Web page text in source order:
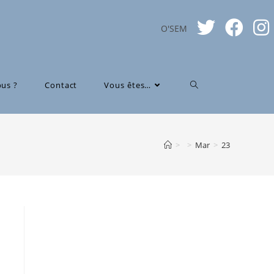
O'SEM
? Contact Vous êtes…
> > Mar > 23